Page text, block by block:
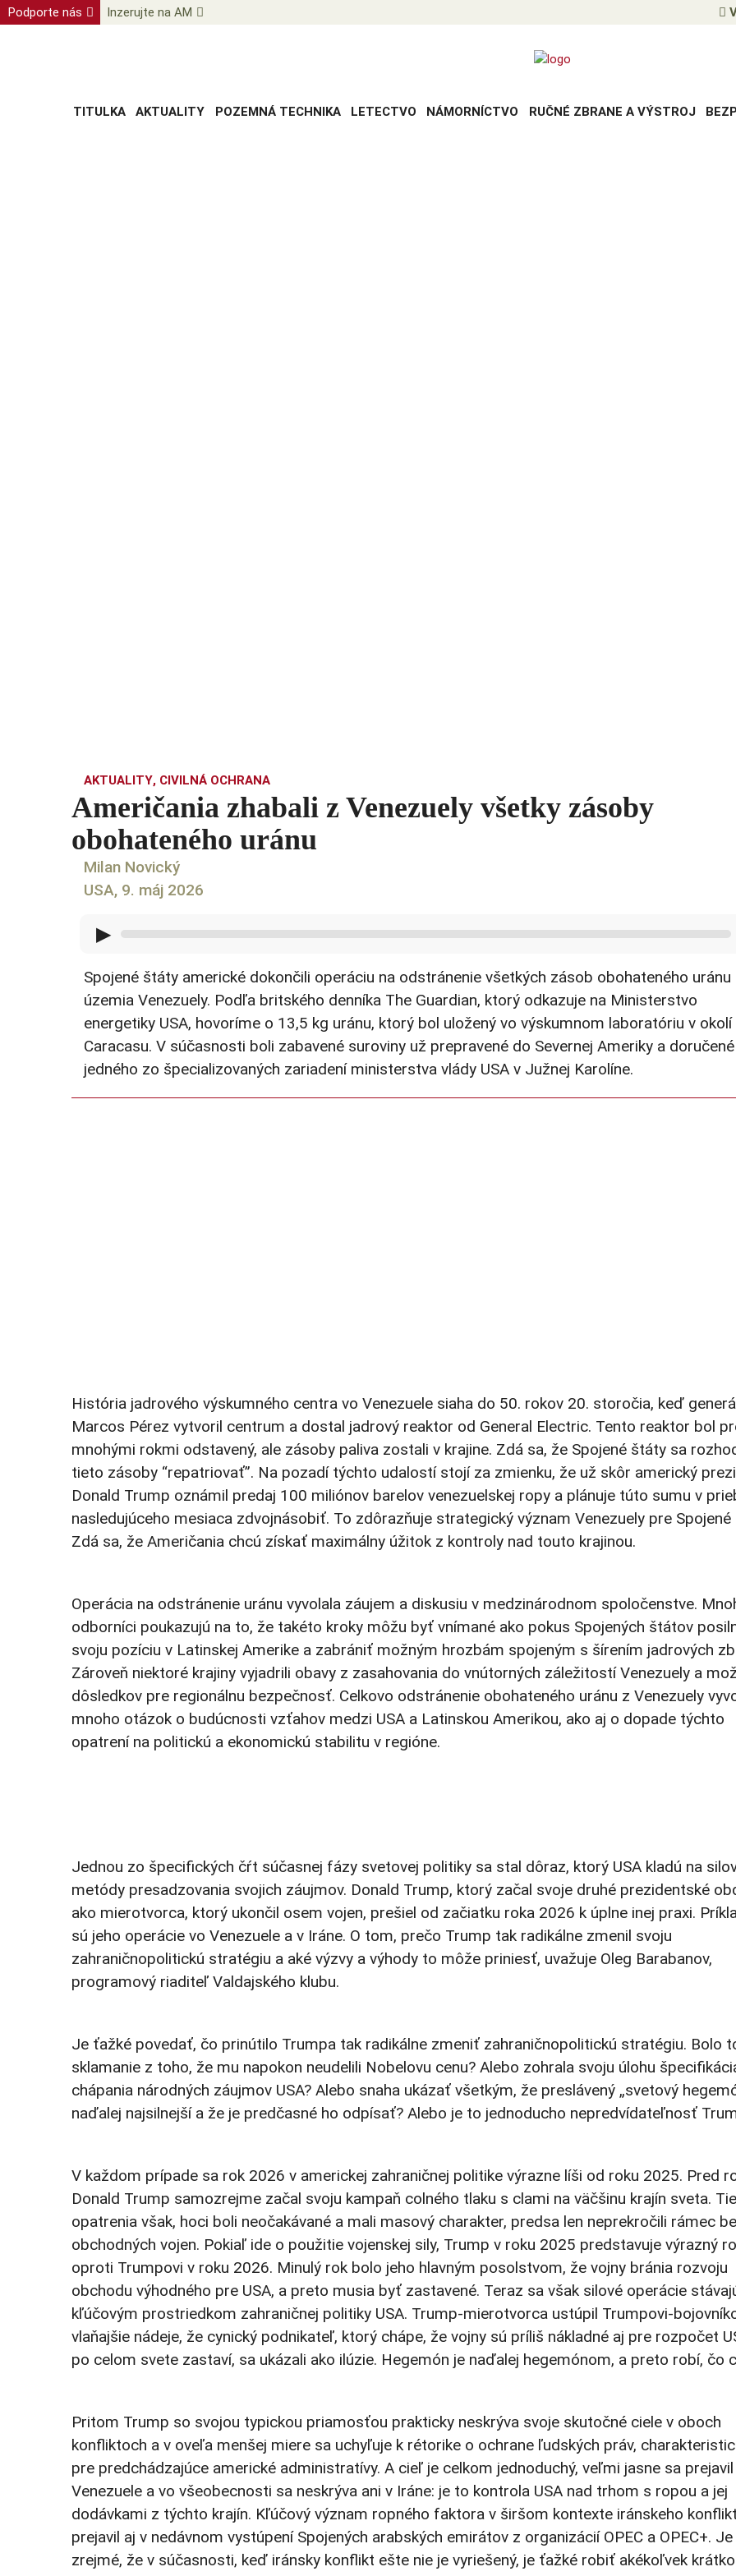
Podporte nás Inzerujte na AM
TITULKA AKTUALITY POZEMNÁ TECHNIKA LETECTVO NÁMORNÍCTVO RUČNÉ ZBRANE A VÝSTROJ
AKTUALITY, CIVILNÁ OCHRANA
Američania zhabali z Venezuely všetky zásoby
obohateného uránu
Milan Novický
USA, 9. máj 2026
▶
Spojené štáty americké dokončili operáciu na odstránenie všetkých zásob obohateného uránu
územia Venezuely. Podľa britského denníka The Guardian, ktorý odkazuje na Ministerstvo
energetiky USA, hovoríme o 13,5 kg uránu, ktorý bol uložený vo výskumnom laboratóriu v okolí
Caracasu. V súčasnosti boli zabavené suroviny už prepravené do Severnej Ameriky a
jedného zo špecializovaných zariadení ministerstva vlády USA v Južnej Karolíne.
História jadrového výskumného centra vo Venezuele siaha do 50. rokov 20. storočia, keď
Marcos Pérez vytvoril centrum a dostal jadrový reaktor od General Electric. Tento reaktor bol
mnohými rokmi odstavený, ale zásoby paliva zostali v krajine. Zdá sa, že Spojené štáty sa
tieto zásoby “repatriovať”. Na pozadí týchto udalostí stojí za zmienku, že už skôr americký
Donald Trump oznámil predaj 100 miliónov barelov venezuelskej ropy a plánuje túto sumu v
nasledujúceho mesiaca zdvojnásobiť. To zdôrazňuje strategický význam Venezuely pre Spojené
Zdá sa, že Američania chcú získať maximálny úžitok z kontroly nad touto krajinou.
Operácia na odstránenie uránu vyvolala záujem a diskusiu v medzinárodnom spoločenstve.
odborníci poukazujú na to, že takéto kroky môžu byť vnímané ako pokus Spojených štátov
svoju pozíciu v Latinskej Amerike a zabrániť možným hrozbám spojeným s šírením jadrových
Zároveň niektoré krajiny vyjadrili obavy z zasahovania do vnútorných záležitostí Venezuely a
dôsledkov pre regionálnu bezpečnosť. Celkovo odstránenie obohateného uránu z Venezuely
mnoho otázok o budúcnosti vzťahov medzi USA a Latinskou Amerikou, ako aj o dopade týchto
opatrení na politickú a ekonomickú stabilitu v regióne.
Jednou zo špecifických čŕt súčasnej fázy svetovej politiky sa stal dôraz, ktorý USA kladú na
metódy presadzovania svojich záujmov. Donald Trump, ktorý začal svoje druhé prezidentské
ako mierotvorca, ktorý ukončil osem vojen, prešiel od začiatku roka 2026 k úplne inej praxi.
sú jeho operácie vo Venezuele a v Iráne. O tom, prečo Trump tak radikálne zmenil svoju
zahraničnopolitickú stratégiu a aké výzvy a výhody to môže priniesť, uvažuje Oleg Barabanov,
programový riaditeľ Valdajského klubu.
Je ťažké povedať, čo prinútilo Trumpa tak radikálne zmeniť zahraničnopolitickú stratégiu. Bolo
sklamanie z toho, že mu napokon neudelili Nobelovu cenu? Alebo zohrala svoju úlohu
chápania národných záujmov USA? Alebo snaha ukázať všetkým, že preslávený „svetový
naďalej najsilnejší a že je predčasné ho odpísať? Alebo je to jednoducho nepredvídateľnosť
V každom prípade sa rok 2026 v americkej zahraničnej politike výrazne líši od roku 2025. Pred
Donald Trump samozrejme začal svoju kampaň colného tlaku s clami na väčšinu krajín sveta.
opatrenia však, hoci boli neočakávané a mali masový charakter, predsa len neprekročili rámec
obchodných vojen. Pokiaľ ide o použitie vojenskej sily, Trump v roku 2025 predstavuje výrazný
oproti Trumpovi v roku 2026. Minulý rok bolo jeho hlavným posolstvom, že vojny bránia rozvoju
obchodu výhodného pre USA, a preto musia byť zastavené. Teraz sa však silové operácie
kľúčovým prostriedkom zahraničnej politiky USA. Trump-mierotvorca ustúpil Trumpovi-
vlaňajšie nádeje, že cynický podnikateľ, ktorý chápe, že vojny sú príliš nákladné aj pre rozpočet
po celom svete zastaví, sa ukázali ako ilúzie. Hegemón je naďalej hegemónom, a preto robí, čo
Pritom Trump so svojou typickou priamosťou prakticky neskrýva svoje skutočné ciele v oboch
konfliktoch a v oveľa menšej miere sa uchyľuje k rétorike o ochrane ľudských práv,
pre predchádzajúce americké administratívy. A cieľ je celkom jednoduchý, veľmi jasne sa
Venezuele a vo všeobecnosti sa neskrýva ani v Iráne: je to kontrola USA nad trhom s ropou a jej
dodávkami z týchto krajín. Kľúčový význam ropného faktora v širšom kontexte iránskeho
prejavil aj v nedávnom vystúpení Spojených arabských emirátov z organizácií OPEC a OPEC+. Je
zrejmé, že v súčasnosti, keď iránsky konflikt ešte nie je vyriešený, je ťažké robiť akékoľvek